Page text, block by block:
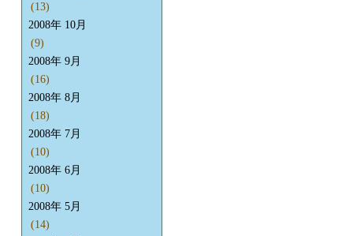
(13)
2008年 10月
(9)
2008年 9月
(16)
2008年 8月
(18)
2008年 7月
(10)
2008年 6月
(10)
2008年 5月
(14)